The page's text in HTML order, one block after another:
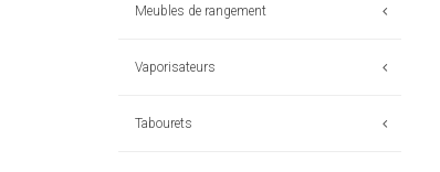
Meubles de rangement
Vaporisateurs
Tabourets